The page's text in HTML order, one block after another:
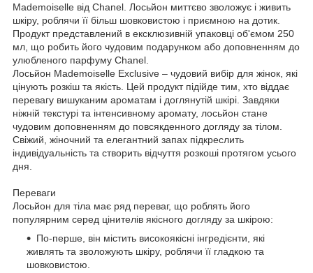
Mademoiselle від Chanel. Лосьйон миттєво зволожує і живить
шкіру, роблячи її більш шовковистою і приємною на дотик.
Продукт представлений в ексклюзивній упаковці об'ємом 250
мл, що робить його чудовим подарунком або доповненням до
улюбленого парфуму Chanel.
Лосьйон Mademoiselle Exclusive – чудовий вибір для жінок, які
цінують розкіш та якість. Цей продукт підійде тим, хто віддає
перевагу вишуканим ароматам і доглянутій шкірі. Завдяки
ніжній текстурі та інтенсивному аромату, лосьйон стане
чудовим доповненням до повсякденного догляду за тілом.
Свіжий, жіночний та елегантний запах підкреслить
індивідуальність та створить відчуття розкоші протягом усього
дня.
Переваги
Лосьйон для тіла має ряд переваг, що роблять його
популярним серед цінителів якісного догляду за шкірою:
По-перше, він містить високоякісні інгредієнти, які
живлять та зволожують шкіру, роблячи її гладкою та
шовковистою.